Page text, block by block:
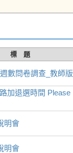
標 題
數問卷調查_教師版
加退選時間
明會
明會